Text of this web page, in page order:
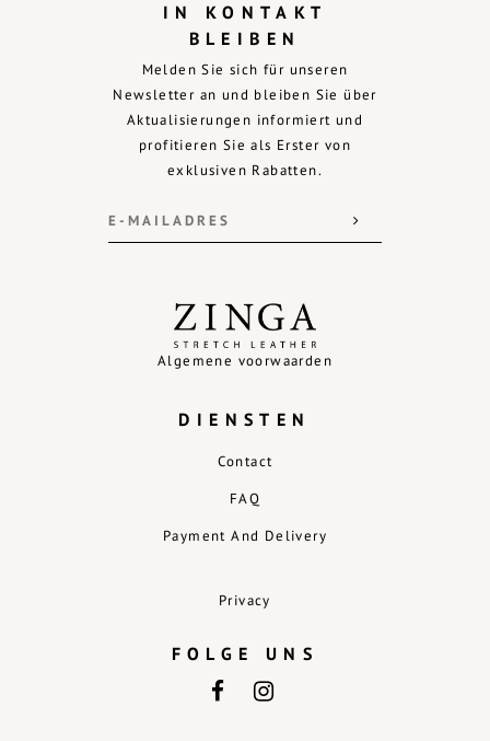
Algemene voorwaarden
DIENSTEN
Contact
FAQ
Payment And Delivery
Privacy
FOLGE UNS
IN KONTAKT
BLEIBEN
Melden Sie sich für unseren
Newsletter an und bleiben Sie über
Aktualisierungen informiert und
profitieren Sie als Erster von
exklusiven Rabatten.